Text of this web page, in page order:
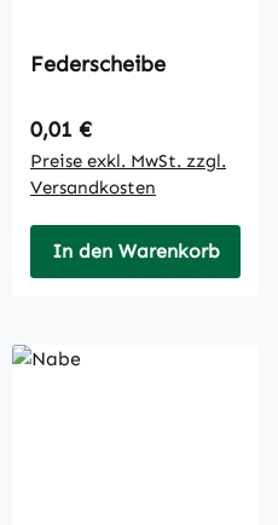
Federscheibe
Regulärer Preis:
0,01 €
Preise exkl. MwSt. zzgl.
Versandkosten
In den Warenkorb